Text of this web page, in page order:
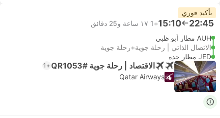
تأكيد فوري
22:45
15:10
+1
١٧ ساعة و‫25 دقائق
AUH مطار أبو ظبي
الاتصال الذاتي | رحلة جوية+رحلة جوية
JED مطار جدة
الاقتصاد | رحلة جوية #QR1053 +1
Qatar Airways